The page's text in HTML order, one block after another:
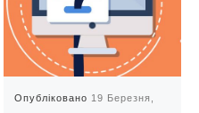
Опубліковано 19 Березня,